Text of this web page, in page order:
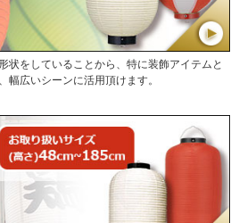
状をしていることから、特に装飾アイテムと
幅広いシーンに活用頂けます。